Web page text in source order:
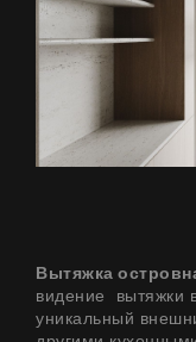
Вытяжка
видение вытяжки
уникальный